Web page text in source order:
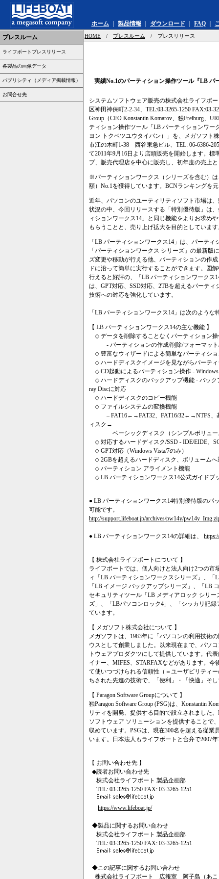
ホーム 製品情報 ダウンロード FAQ
プレスルーム
ライフボートプレスリリース
各製品の画像データ
パブリシティ（メディア掲載情報）
お問合せ先
HOME / プレスルーム / プレスリリース
実績No.1のパーティション操作ツール『LB パ
システムソフトウェア販売の株式会社ライフボ
区神田神保町2-2-34、TEL:03-3265-1250 FAX:03-
Group（CEO Konstantin Komarov、独Freiburg、
ティション操作ツール「LB パーティションワー
ヨン トクベツユウタイバン）」を、メガソフト
市江の木町1-38 西谷東急ビル、TEL: 06-6386-
て2011年9月16日より店頭販売を開始します。
プ、販売代理店を中心に販売し、初年度の売上
※パーティションワークス（シリーズを含む）
額）No.1を獲得しています。BCNランキングを
近年、パソコンのユーティリティソフト市場は
状況の中、今回リリースする「特別優待版」は
ィションワークス14」と同じ機能をよりお求め
もらうことと、売り上げ拡大を目的としていま
「LB パーティションワークス14」は、パーテ
「パーティションワークス シリーズ」の最新
ズ変更や移動が行える他、パーティションの作
ドに沿って簡単に実行することができます。図
行えると好評の、「LB パーティションワークス
は、GPT対応、SSD対応、2TBを超えるパーテ
技術への対応を強化しています。
「LB パーティションワークス14」は次のような
【 LB パーティションワークス14の主な機能 】
◇ データを削除することなくパーティション操
- パーティションの作成/削除/フォーマット/
◇ 豊富なウィザードによる簡単なパーティショ
◇ ハードディスクイメージを見ながらパーテ
◇ CD起動によるパーティション操作 - Windows
◇ ハードディスクのバックアップ機能 - バッ
ray Discに対応
◇ ハードディスクのコピー機能
◇ ファイルシステムの変換機能
– FAT16←→FAT32、FAT16/32←→NTFS、基
ィスク→
ベーシックディスク（シンプルボリュー
◇ 対応するハードディスク/SSD - IDE/EIDE、
◇ GPT対応（Windows Vista/7のみ）
◇ 2GBを超えるハードディスク、ボリュームへ
◇ パーティション アライメント機能
◇ LB パーティションワークス14公式ガイドブ
● LB パーティションワークス14特別優待版のパ
可能です。
http://support.lifeboat.jp/archives/pw14y/
● LB パーティションワークス14の詳細は、
【 株式会社ライフボートについて 】
ライフボートでは、個人向けと法人向け2つの
ィ「LB パーティションワークスシリーズ」、
「LB イメージ バックアップシリーズ」、「LB
セキュリティツール「LB メディアロック シリ
ズ」、「LBパソコンロック4」、「シッカリ記
ています。
【 メガソフト株式会社について 】
メガソフトは、1983年に「パソコンの利用技術
ウスとして創業しました。以来現在まで、パソ
トウェアプロダクツにして提供しています。代
イナー、MIFES、STARFAXなどがあります。
て使いつづけられる信頼性（＝ユーザビリティ
ちされた先進の技術で、「便利」・「快適」そ
【 Paragon Software Groupについて 】
独Paragon Software Group (PSG)は、Konstantin
リティを開発、提供する目的で設立されました
ソフトウェア ソリューションを提供することで
収めています。PSGは、現在300名を超える従
います。日本法人もライフボートと合弁で2007
【 お問い合わせ先 】
◆読者お問い合わせ先
株式会社ライフボート 製品企画部
TEL: 03-3265-1250 FAX: 03-3265-1251
https://www.lifeboat.jp/
◆製品に関するお問い合わせ
株式会社ライフボート 製品企画部
TEL: 03-3265-1250 FAX: 03-3265-1251
◆この記事に関するお問い合わせ
株式会社ライフボート 広報室 阿子島（あこ